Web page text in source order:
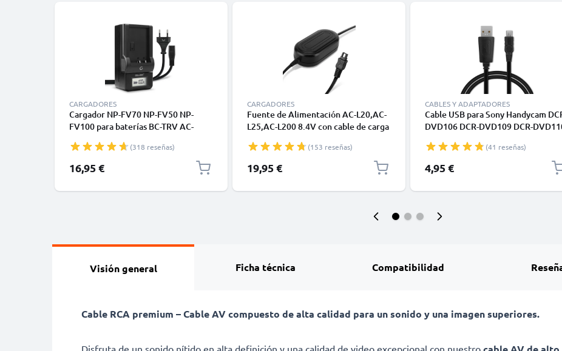
CARGADORES
Cargador NP-FV70 NP-FV50 NP-
FV100 para baterías BC-TRV AC-
AX100e FDR-AX33 FDR-AX53
de CELLONIC
(318 reseñas)
16,95 €
CARGADORES
Fuente de Alimentación AC-L20,AC-
L25,AC-L200 8.4V con cable de carga
AX53 AX100 AX33 FDR-AXP33 HDR-
CX250 CX220 CX190 CX130 CX115
CX105 CX410 HDR-XR550 - Dummy
(153 reseñas)
19,95 €
CABLES Y ADAPTADORES
Cable USB para Sony Handycam
DVD106 DCR-DVD109 DCR-
PVC
(41 reseñas)
4,95 €
Visión general Ficha técnica Compatibilidad
Cable RCA premium – Cable AV compuesto de alta calidad para un sonido y una imagen superiores.
Disfruta de un sonido nítido en alta definición y una calidad de video excepcional con nuestro